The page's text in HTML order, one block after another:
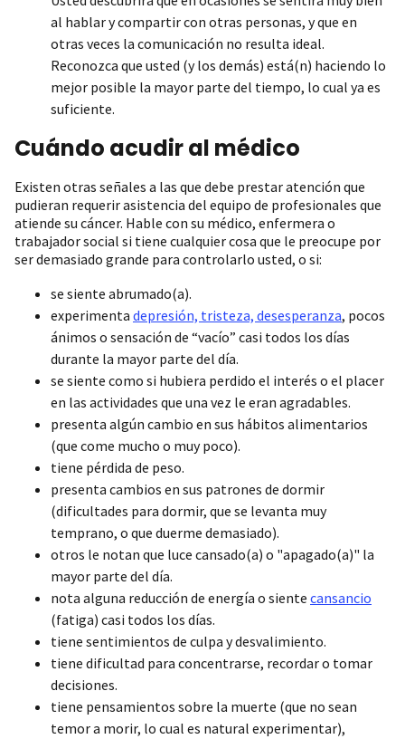
al hablar y compartir con otras personas, y que en
otras veces la comunicación no resulta ideal.
Reconozca que usted (y los demás) está(n) haciendo lo
mejor posible la mayor parte del tiempo, lo cual ya es
suficiente.
Cuándo acudir al médico
Existen otras señales a las que debe prestar atención que
pudieran requerir asistencia del equipo de profesionales que
atiende su cáncer. Hable con su médico, enfermera o
trabajador social si tiene cualquier cosa que le preocupe por
ser demasiado grande para controlarlo usted, o si:
se siente abrumado(a).
experimenta depresión, tristeza, desesperanza, pocos
ánimos o sensación de “vacío” casi todos los días
durante la mayor parte del día.
se siente como si hubiera perdido el interés o el placer
en las actividades que una vez le eran agradables.
presenta algún cambio en sus hábitos alimentarios
(que come mucho o muy poco).
tiene pérdida de peso.
presenta cambios en sus patrones de dormir
(dificultades para dormir, que se levanta muy
temprano, o que duerme demasiado).
otros le notan que luce cansado(a) o "apagado(a)" la
mayor parte del día.
nota alguna reducción de energía o siente cansancio
(fatiga) casi todos los días.
tiene sentimientos de culpa y desvalimiento.
tiene dificultad para concentrarse, recordar o tomar
decisiones.
tiene pensamientos sobre la muerte (que no sean
temor a morir, lo cual es natural experimentar),